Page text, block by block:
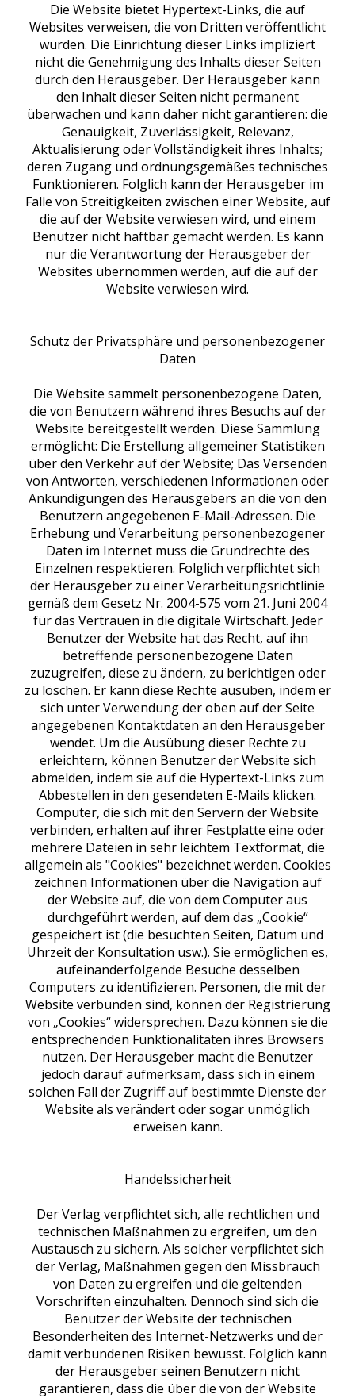
Die Website bietet Hypertext-Links, die auf
Websites verweisen, die von Dritten veröffentlicht
wurden. Die Einrichtung dieser Links impliziert
nicht die Genehmigung des Inhalts dieser Seiten
durch den Herausgeber. Der Herausgeber kann
den Inhalt dieser Seiten nicht permanent
überwachen und kann daher nicht garantieren: die
Genauigkeit, Zuverlässigkeit, Relevanz,
Aktualisierung oder Vollständigkeit ihres Inhalts;
deren Zugang und ordnungsgemäßes technisches
Funktionieren. Folglich kann der Herausgeber im
Falle von Streitigkeiten zwischen einer Website, auf
die auf der Website verwiesen wird, und einem
Benutzer nicht haftbar gemacht werden. Es kann
nur die Verantwortung der Herausgeber der
Websites übernommen werden, auf die auf der
Website verwiesen wird.
Schutz der Privatsphäre und personenbezogener
Daten
Die Website sammelt personenbezogene Daten,
die von Benutzern während ihres Besuchs auf der
Website bereitgestellt werden. Diese Sammlung
ermöglicht: Die Erstellung allgemeiner Statistiken
über den Verkehr auf der Website; Das Versenden
von Antworten, verschiedenen Informationen oder
Ankündigungen des Herausgebers an die von den
Benutzern angegebenen E-Mail-Adressen. Die
Erhebung und Verarbeitung personenbezogener
Daten im Internet muss die Grundrechte des
Einzelnen respektieren. Folglich verpflichtet sich
der Herausgeber zu einer Verarbeitungsrichtlinie
gemäß dem Gesetz Nr. 2004-575 vom 21. Juni 2004
für das Vertrauen in die digitale Wirtschaft. Jeder
Benutzer der Website hat das Recht, auf ihn
betreffende personenbezogene Daten
zuzugreifen, diese zu ändern, zu berichtigen oder
zu löschen. Er kann diese Rechte ausüben, indem er
sich unter Verwendung der oben auf der Seite
angegebenen Kontaktdaten an den Herausgeber
wendet. Um die Ausübung dieser Rechte zu
erleichtern, können Benutzer der Website sich
abmelden, indem sie auf die Hypertext-Links zum
Abbestellen in den gesendeten E-Mails klicken.
Computer, die sich mit den Servern der Website
verbinden, erhalten auf ihrer Festplatte eine oder
mehrere Dateien in sehr leichtem Textformat, die
allgemein als "Cookies" bezeichnet werden. Cookies
zeichnen Informationen über die Navigation auf
der Website auf, die von dem Computer aus
durchgeführt werden, auf dem das „Cookie“
gespeichert ist (die besuchten Seiten, Datum und
Uhrzeit der Konsultation usw.). Sie ermöglichen es,
aufeinanderfolgende Besuche desselben
Computers zu identifizieren. Personen, die mit der
Website verbunden sind, können der Registrierung
von „Cookies“ widersprechen. Dazu können sie die
entsprechenden Funktionalitäten ihres Browsers
nutzen. Der Herausgeber macht die Benutzer
jedoch darauf aufmerksam, dass sich in einem
solchen Fall der Zugriff auf bestimmte Dienste der
Website als verändert oder sogar unmöglich
erweisen kann.
Handelssicherheit
Der Verlag verpflichtet sich, alle rechtlichen und
technischen Maßnahmen zu ergreifen, um den
Austausch zu sichern. Als solcher verpflichtet sich
der Verlag, Maßnahmen gegen den Missbrauch
von Daten zu ergreifen und die geltenden
Vorschriften einzuhalten. Dennoch sind sich die
Benutzer der Website der technischen
Besonderheiten des Internet-Netzwerks und der
damit verbundenen Risiken bewusst. Folglich kann
der Herausgeber seinen Benutzern nicht
garantieren, dass die über die von der Website